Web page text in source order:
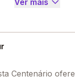
que
Ver mais
Centenário